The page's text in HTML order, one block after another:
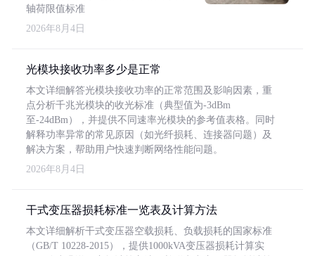
轴荷限值标准
2026年8月4日
光模块接收功率多少是正常
本文详细解答光模块接收功率的正常范围及影响因素，重
点分析千兆光模块的收光标准（典型值为-3dBm
至-24dBm），并提供不同速率光模块的参考值表格。同时
解释功率异常的常见原因（如光纤损耗、连接器问题）及
解决方案，帮助用户快速判断网络性能问题。
2026年8月4日
干式变压器损耗标准一览表及计算方法
本文详细解析干式变压器空载损耗、负载损耗的国家标准
（GB/T 10228-2015），提供1000kVA变压器损耗计算实